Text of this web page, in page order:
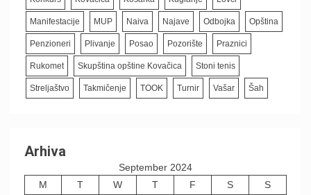
Manifestacije MUP Naiva Najave Odbojka Opština
Penzioneri Plivanje Posao Pozorište Praznici
Rukomet Skupština opštine Kovačica Stoni tenis
Streljaštvo Takmičenje TOOK Turnir Vašar Šah
Arhiva
September 2024
M
T W T F S
S